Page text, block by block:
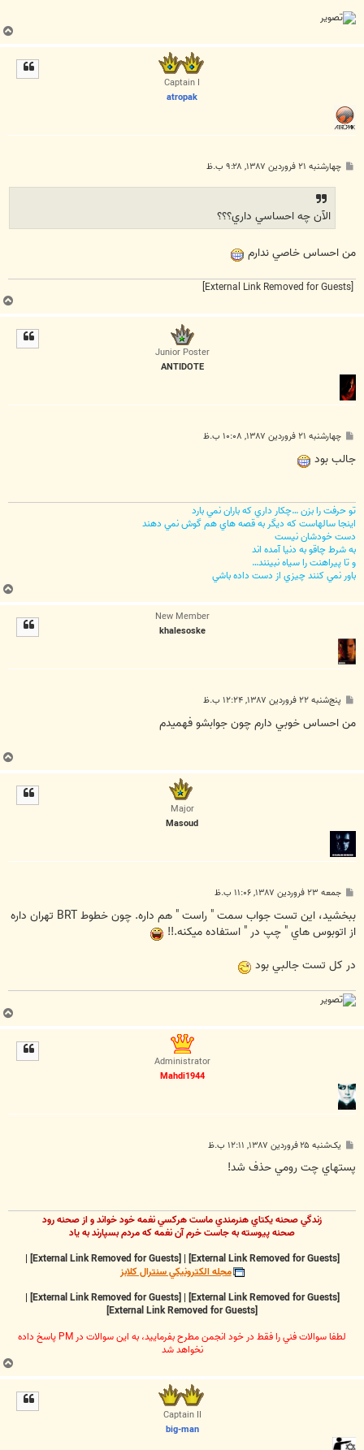
Captain I
atropak
س
چهارشنبه ۲۱ فروردین ۱۳۸۷, ۹:۲۸ ب.ظ
الآن چه احساسي داري؟؟؟
من احساس خاصي ندارم
[External Link Removed for Guests]
Junior Poster
ANTIDOTE
س
ت
چهارشنبه ۲۱ فروردین ۱۳۸۷, ۱۰:۰۸ ب.ظ
جالب بود
تو حرفت را بزن …چکار داري که باران نمي بارد
اينجا سالهاست که ديگر به قصه هاي هم گوش نمي دهند
دست خودشان نيست
به شرط چاقو به دنيا آمده اند
و تا پيراهنت را سياه نبينند…
باور نمي کنند چيزي از دست داده باشي
New Member
khalesoske
س
ت
پنج‌شنبه ۲۲ فروردین ۱۳۸۷, ۱۲:۲۴ ب.ظ
من احساس خوبي دارم چون جوابشو فهميدم
Major
Masoud
ت
جمعه ۲۳ فروردین ۱۳۸۷, ۱۱:۰۶ ب.ظ
ببخشيد، اين تست جواب سمت " راست " هم داره. چون خطوط BRT تهران داره
از اتوبوس هاي " چپ در " استفاده ميكنه.!!
در كل تست جالبي بود
Administrator
Mahdi1944
ت
یک‌شنبه ۲۵ فروردین ۱۳۸۷, ۱۲:۱۱ ب.ظ
پستهاي چت رومي حذف شد!
زندگي صحنه يکتاي هنرمندي ماست هرکسي نغمه خود خواند و از صحنه رود
صحنه پيوسته به جاست خرم آن نغمه که مردم بسپارند به ياد
[External Link Removed for Guests]
|
[External Link Removed for Guests]
|
مجله الکترونيکي سنترال کلابز
[External Link Removed for Guests]
|
[External Link Removed for Guests]
|
[External Link Removed for Guests]
لطفا سوالات فني را فقط در خود انجمن مطرح بفرماييد، به اين سوالات در PM پاسخ داده
نخواهد شد
Captain II
big-man